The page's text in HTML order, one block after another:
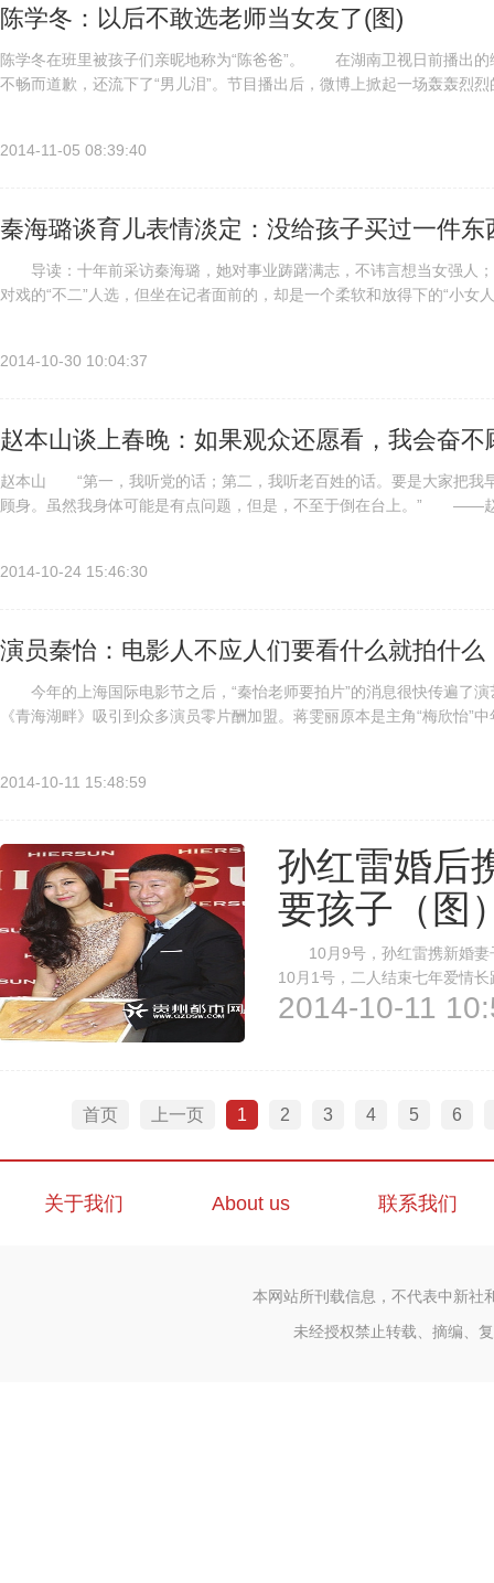
陈学冬：以后不敢选老师当女友了(图)
陈学冬在班里被孩子们亲昵地称为“陈爸爸”。 在湖南卫视日前播出的
不畅而道歉，还流下了“男儿泪”。节目播出后，微博上掀起一场轰轰烈
2014-11-05 08:39:40
秦海璐谈育儿表情淡定：没给孩子买过一件东
导读：十年前采访秦海璐，她对事业踌躇满志，不讳言想当女强人
对戏的“不二”人选，但坐在记者面前的，却是一个柔软和放得下的“小
2014-10-30 10:04:37
赵本山谈上春晚：如果观众还愿看，我会奋不
赵本山 “第一，我听党的话；第二，我听老百姓的话。要是大家把我
顾身。虽然我身体可能是有点问题，但是，不至于倒在台上。” ——
2014-10-24 15:46:30
演员秦怡：电影人不应人们要看什么就拍什么
今年的上海国际电影节之后，“秦怡老师要拍片”的消息很快传遍了
《青海湖畔》吸引到众多演员零片酬加盟。蒋雯丽原本是主角“梅欣怡”
2014-10-11 15:48:59
孙红雷婚后
要孩子（图
10月9号，孙红雷携新婚妻
10月1号，二人结束七年爱情
迪首次公开面对媒体，身穿一
2014-10-11
首页 上一页 1 2 3 4 5 6
关于我们 About us 联系我们
本网站所刊载信息，不代表中新社
未经授权禁止转载、摘编、